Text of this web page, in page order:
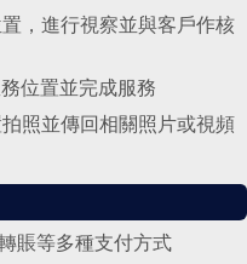
，進行視察並與客戶作核
位置並完成服務
照並傳回相關照片或視頻
賬等多種支付方式